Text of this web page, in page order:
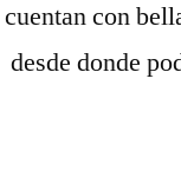
con
donde